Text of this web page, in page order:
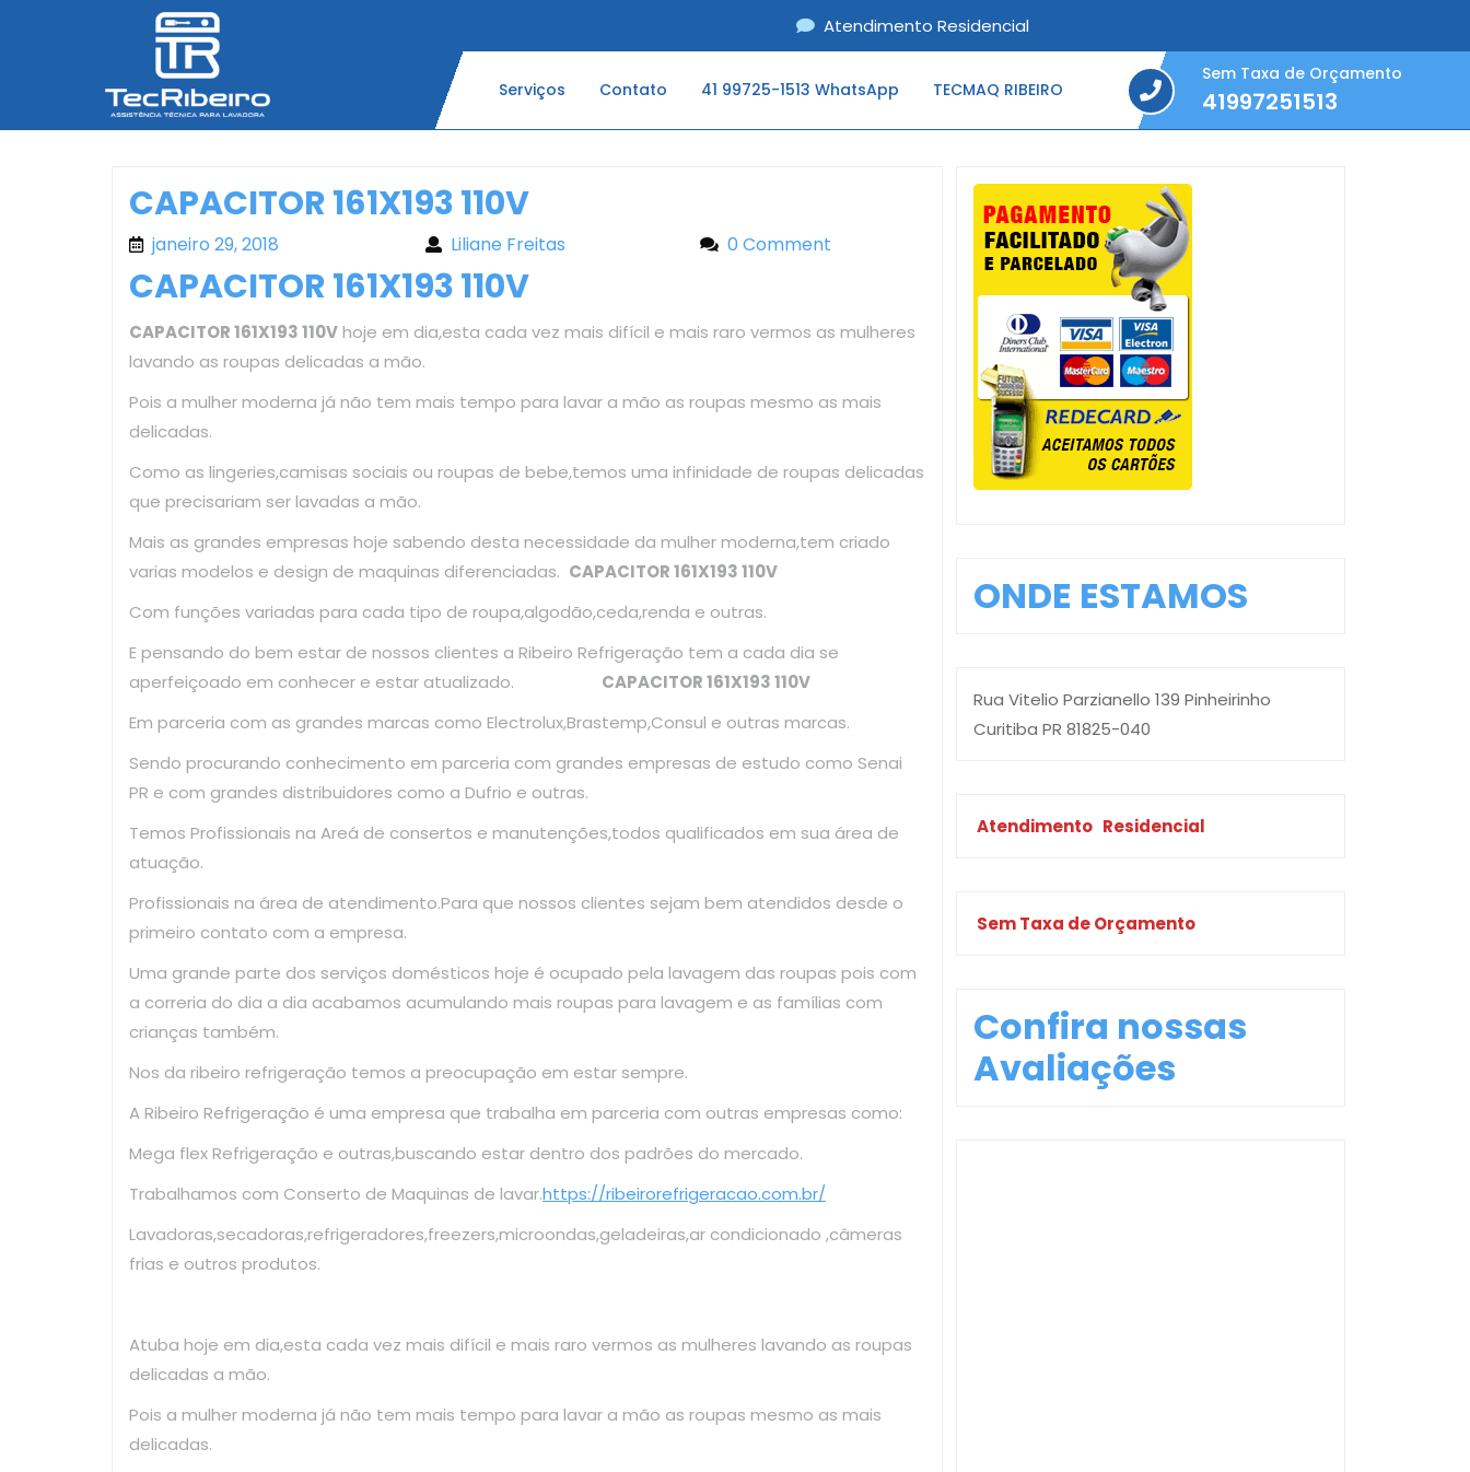
Atendimento Residencial
Serviços Contato 41 99725-1513 WhatsApp TECMAQ RIBEIRO
Sem Taxa de Orçamento
41997251513
41997251513
CAPACITOR 161X193 110V
janeiro 29, 2018 Liliane Freitas 0 Comment
CAPACITOR 161X193 110V
CAPACITOR 161X193 110Vhoje em dia,esta cada vez mais difícil e mais raro vermos as mulheres
lavando as roupas delicadas a mão.
Pois a mulher moderna já não tem mais tempo para lavar a mão as roupas mesmo as mais
delicadas.
Como as lingeries,camisas sociais ou roupas de bebe,temos uma infinidade de roupas delicadas
que precisariam ser lavadas a mão.
Mais as grandes empresas hoje sabendo desta necessidade da mulher moderna,tem criado
varias modelos e design de maquinas diferenciadas. CAPACITOR 161X193 110V
Com funções variadas para cada tipo de roupa,algodão,ceda,renda e outras.
E pensando do bem estar de nossos clientes a Ribeiro Refrigeração tem a cada dia se
aperfeiçoado em conhecer e estar atualizado. CAPACITOR 161X193 110V
Em parceria com as grandes marcas como Electrolux,Brastemp,Consul e outras marcas.
Sendo procurando conhecimento em parceria com grandes empresas de estudo como Senai
PR e com grandes distribuidores como a Dufrio e outras.
Temos Profissionais na Areá de consertos e manutenções,todos qualificados em sua área de
atuação.
Profissionais na área de atendimento.Para que nossos clientes sejam bem atendidos desde o
primeiro contato com a empresa.
Uma grande parte dos serviços domésticos hoje é ocupado pela lavagem das roupas pois com
a correria do dia a dia acabamos acumulando mais roupas para lavagem e as famílias com
crianças também.
Nos da ribeiro refrigeração temos a preocupação em estar sempre.
A Ribeiro Refrigeração é uma empresa que trabalha em parceria com outras empresas como:
Mega flex Refrigeração e outras,buscando estar dentro dos padrões do mercado.
Trabalhamos com Conserto de Maquinas de lavar.https://ribeirorefrigeracao.com.br/
Lavadoras,secadoras,refrigeradores,freezers,microondas,geladeiras,ar condicionado ,câmeras
frias e outros produtos.
Atuba hoje em dia,esta cada vez mais difícil e mais raro vermos as mulheres lavando as roupas
delicadas a mão.
Pois a mulher moderna já não tem mais tempo para lavar a mão as roupas mesmo as mais
delicadas.
ONDE ESTAMOS
Rua Vitelio Parzianello 139 Pinheirinho
Curitiba PR 81825-040
Atendimento Residencial
Sem Taxa de Orçamento
Confira nossas
Avaliações